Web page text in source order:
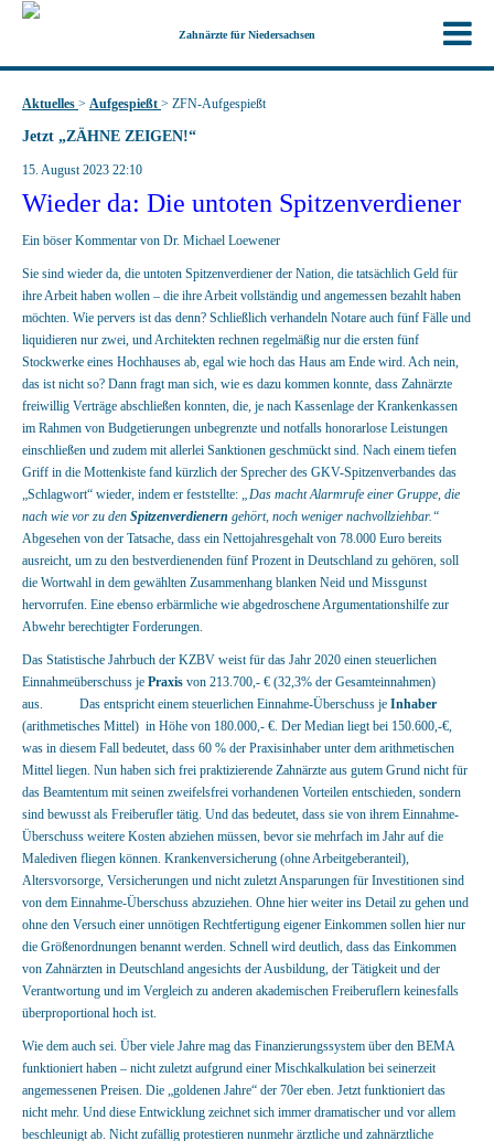
Zahnärzte für Niedersachsen
Aktuelles > Aufgespießt > ZFN-Aufgespießt
Jetzt „ZÄHNE ZEIGEN!“
15. August 2023 22:10
Wieder da: Die untoten Spitzenverdiener
Ein böser Kommentar von Dr. Michael Loewener
Sie sind wieder da, die untoten Spitzenverdiener der Nation, die tatsächlich Geld für
ihre Arbeit haben wollen – die ihre Arbeit vollständig und angemessen bezahlt haben
möchten. Wie pervers ist das denn? Schließlich verhandeln Notare auch fünf Fälle und
liquidieren nur zwei, und Architekten rechnen regelmäßig nur die ersten fünf
Stockwerke eines Hochhauses ab, egal wie hoch das Haus am Ende wird. Ach nein,
das ist nicht so? Dann fragt man sich, wie es dazu kommen konnte, dass Zahnärzte
freiwillig Verträge abschließen konnten, die, je nach Kassenlage der Krankenkassen
im Rahmen von Budgetierungen unbegrenzte und notfalls honorarlose Leistungen
einschließen und zudem mit allerlei Sanktionen geschmückt sind. Nach einem tiefen
Griff in die Mottenkiste fand kürzlich der Sprecher des GKV-Spitzenverbandes das
„Schlagwort“ wieder, indem er feststellte: „Das macht Alarmrufe einer Gruppe, die
nach wie vor zu den Spitzenverdienern gehört, noch weniger nachvollziehbar.“
Abgesehen von der Tatsache, dass ein Nettojahresgehalt von 78.000 Euro bereits
ausreicht, um zu den bestverdienenden fünf Prozent in Deutschland zu gehören, soll
die Wortwahl in dem gewählten Zusammenhang blanken Neid und Missgunst
hervorrufen. Eine ebenso erbärmliche wie abgedroschene Argumentationshilfe zur
Abwehr berechtigter Forderungen.
Das Statistische Jahrbuch der KZBV weist für das Jahr 2020 einen steuerlichen
Einnahmeüberschuss je Praxis von 213.700,- € (32,3% der Gesamteinnahmen)
aus. Das entspricht einem steuerlichen Einnahme-Überschuss je Inhaber
(arithmetisches Mittel) in Höhe von 180.000,- €. Der Median liegt bei 150.600,-€,
was in diesem Fall bedeutet, dass 60 % der Praxisinhaber unter dem arithmetischen
Mittel liegen. Nun haben sich frei praktizierende Zahnärzte aus gutem Grund nicht für
das Beamtentum mit seinen zweifelsfrei vorhandenen Vorteilen entschieden, sondern
sind bewusst als Freiberufler tätig. Und das bedeutet, dass sie von ihrem Einnahme-
Überschuss weitere Kosten abziehen müssen, bevor sie mehrfach im Jahr auf die
Malediven fliegen können. Krankenversicherung (ohne Arbeitgeberanteil),
Altersvorsorge, Versicherungen und nicht zuletzt Ansparungen für Investitionen sind
von dem Einnahme-Überschuss abzuziehen. Ohne hier weiter ins Detail zu gehen und
ohne den Versuch einer unnötigen Rechtfertigung eigener Einkommen sollen hier nur
die Größenordnungen benannt werden. Schnell wird deutlich, dass das Einkommen
von Zahnärzten in Deutschland angesichts der Ausbildung, der Tätigkeit und der
Verantwortung und im Vergleich zu anderen akademischen Freiberuflern keinesfalls
überproportional hoch ist.
Wie dem auch sei. Über viele Jahre mag das Finanzierungssystem über den BEMA
funktioniert haben – nicht zuletzt aufgrund einer Mischkalkulation bei seinerzeit
angemessenen Preisen. Die „goldenen Jahre“ der 70er eben. Jetzt funktioniert das
nicht mehr. Und diese Entwicklung zeichnet sich immer dramatischer und vor allem
beschleunigt ab. Nicht zufällig protestieren nunmehr ärztliche und zahnärztliche